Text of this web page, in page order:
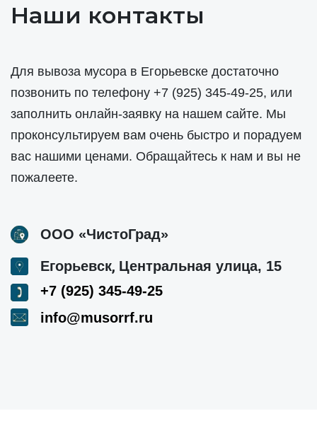
Наши контакты
Для вывоза мусора в Егорьевске достаточно
позвонить по телефону +7 (925) 345-49-25, или
заполнить онлайн-заявку на нашем сайте. Мы
проконсультируем вам очень быстро и порадуем
вас нашими ценами. Обращайтесь к нам и вы не
пожалеете.
ООО «ЧистоГрад»
Егорьевск, Центральная улица, 15
+7 (925) 345-49-25
info@musorrf.ru